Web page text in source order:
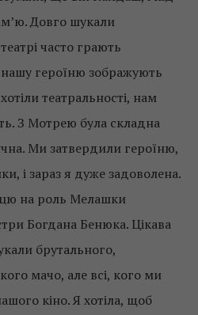
Довго шукали
часто грають
героїню зображують
театральності, нам
З Мотрею була складна
Ми затвердили героїню,
і зараз я дуже задоволена.
на роль Мелашки
Богдана Бенюка. Цікава
брутального,
мачо, але всі, кого ми
кіно. Я хотіла, щоб